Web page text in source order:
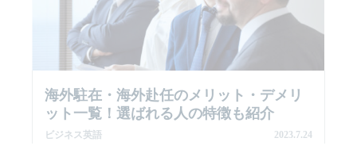
海外駐在・海外赴任のメリット・デメリ
ット一覧！選ばれる人の特徴も紹介
ビジネス英語 2023.7.24